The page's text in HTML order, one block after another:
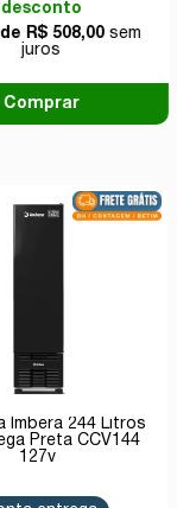
desconto
R$ 508,00sem
juros
Comprar
Imbera 244 Litros
Preta CCV144
127v